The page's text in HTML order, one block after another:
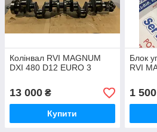
Колінвал RVI MAGNUM
DXI 480 D12 EURO 3
13 000 ₴
Купити
Блок
RVI
1 500